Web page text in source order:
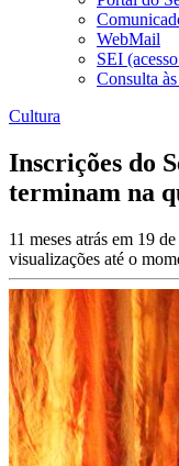
WebMail
SEI
Consulta
Cultura
Inscrições do
terminam na
11 meses atrás em 19
visualizações até o